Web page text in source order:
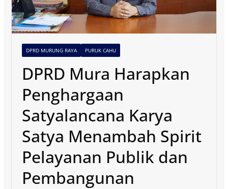
DPRD MURUNG RAYA PURUK CAHU
DPRD Mura Harapkan
Penghargaan
Satyalancana Karya
Satya Menambah Spirit
Pelayanan Publik dan
Pembangunan